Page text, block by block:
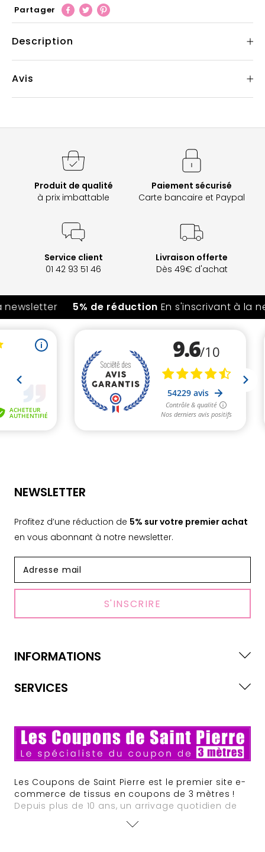
Partager
Description
Avis
Produit de qualité
à prix imbattable
Paiement sécurisé
Carte bancaire et Paypal
Service client
01 42 93 51 46
Livraison offerte
Dès 49€ d'achat
5% de réductionEn s'inscrivant à la
Les Coupons de Saint Pierre est le premier site e-
commerce de tissus en coupons de 3 mètres !
Depuis plus de 10 ans, un arrivage quotidien de
toute concurrence animent régulièrement le site
INFORMATIONS
SERVICES
NEWSLETTER
Profitez d’une réduction de 5% sur votre premier achat
en vous abonnant à notre newsletter.
S'INSCRIRE